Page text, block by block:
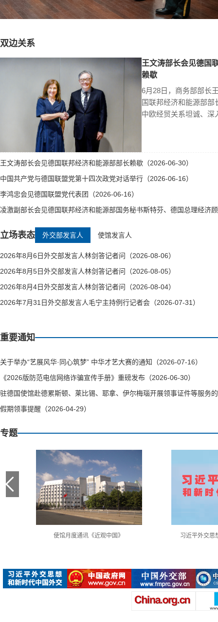
双边关系
王文涛部长会见德国
赖歇
6月28日，商务部部长
国联邦经济和能源部
中欧经贸关系坦诚、深
王文涛部长会见德国联邦经济和能源部部长赖歇（2026-06-30）
中国共产党与德国联盟党第十四次政党对话举行（2026-06-16）
李鸿忠会见德国联盟党代表团（2026-06-16）
凌激副部长会见德国联邦经济和能源部国务秘书斯特芬、德国总理经济
立场表态 外交部发言人 使馆发言人
2026年8月6日外交部发言人林剑答记者问（2026-08-06）
2026年8月5日外交部发言人林剑答记者问（2026-08-05）
2026年8月4日外交部发言人林剑答记者问（2026-08-04）
2026年7月31日外交部发言人毛宁主持例行记者会（2026-07-31）
重要通知
关于举办“艺展风华·同心筑梦” 中华才艺大赛的通知（2026-07-16）
《2026版防范电信网络诈骗宣传手册》重磅发布（2026-06-30）
驻德国使馆赴德累斯顿、莱比锡、耶拿、伊尔梅瑙开展领事证件等服务
假期领事提醒（2026-04-29）
专题
使馆月度通讯《近观中国》 习近平外交思